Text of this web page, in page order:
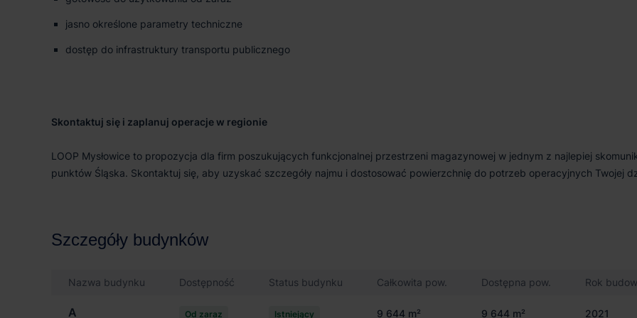
jasno określone parametry techniczne
dostęp do infrastruktury transportu publicznego
Skontaktuj się i zaplanuj operacje w regionie
LOOP Mysłowice to propozycja dla firm poszukujących funkcjonalnej przestrzeni magazynowej w jednym z najlepiej
punktów Śląska. Skontaktuj się, aby uzyskać szczegóły najmu i dostosować powierzchnię do potrzeb operacyjnych Twojej
Szczegóły budynków
Nazwa budynku Dostępność Status budynku Całkowita pow. Dostępna pow. Rok
A Od zaraz Istniejący 9 644 m² 9 644 m² 2021